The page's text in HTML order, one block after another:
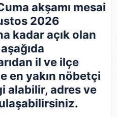
akşamı mesai
2026
kadar açık olan
il ve ilçe
en yakın nöbetçi
alabilir, adres ve